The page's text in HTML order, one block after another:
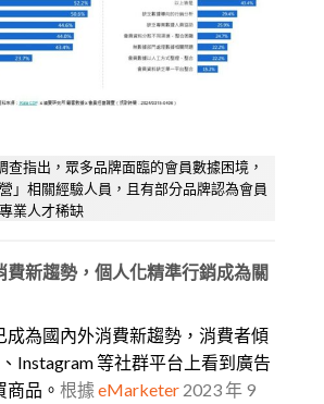
查指出，眾多品牌面臨的會員數據困境，
」相關經驗人員，且有部分品牌認為會員
業人才稀缺
費新趨勢，個人化精準行銷成為關
成為國內外消費新趨勢，消費者傾
Instagram 等社群平台上看到廣告
品。 根據 eMarketer 2023 年 9